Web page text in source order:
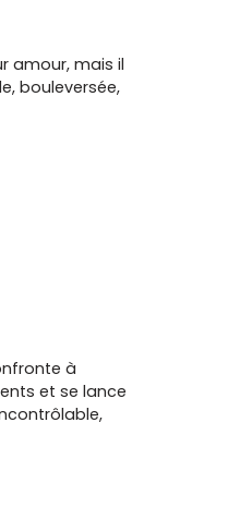
amour, mais il
bouleversée,
à
et se lance